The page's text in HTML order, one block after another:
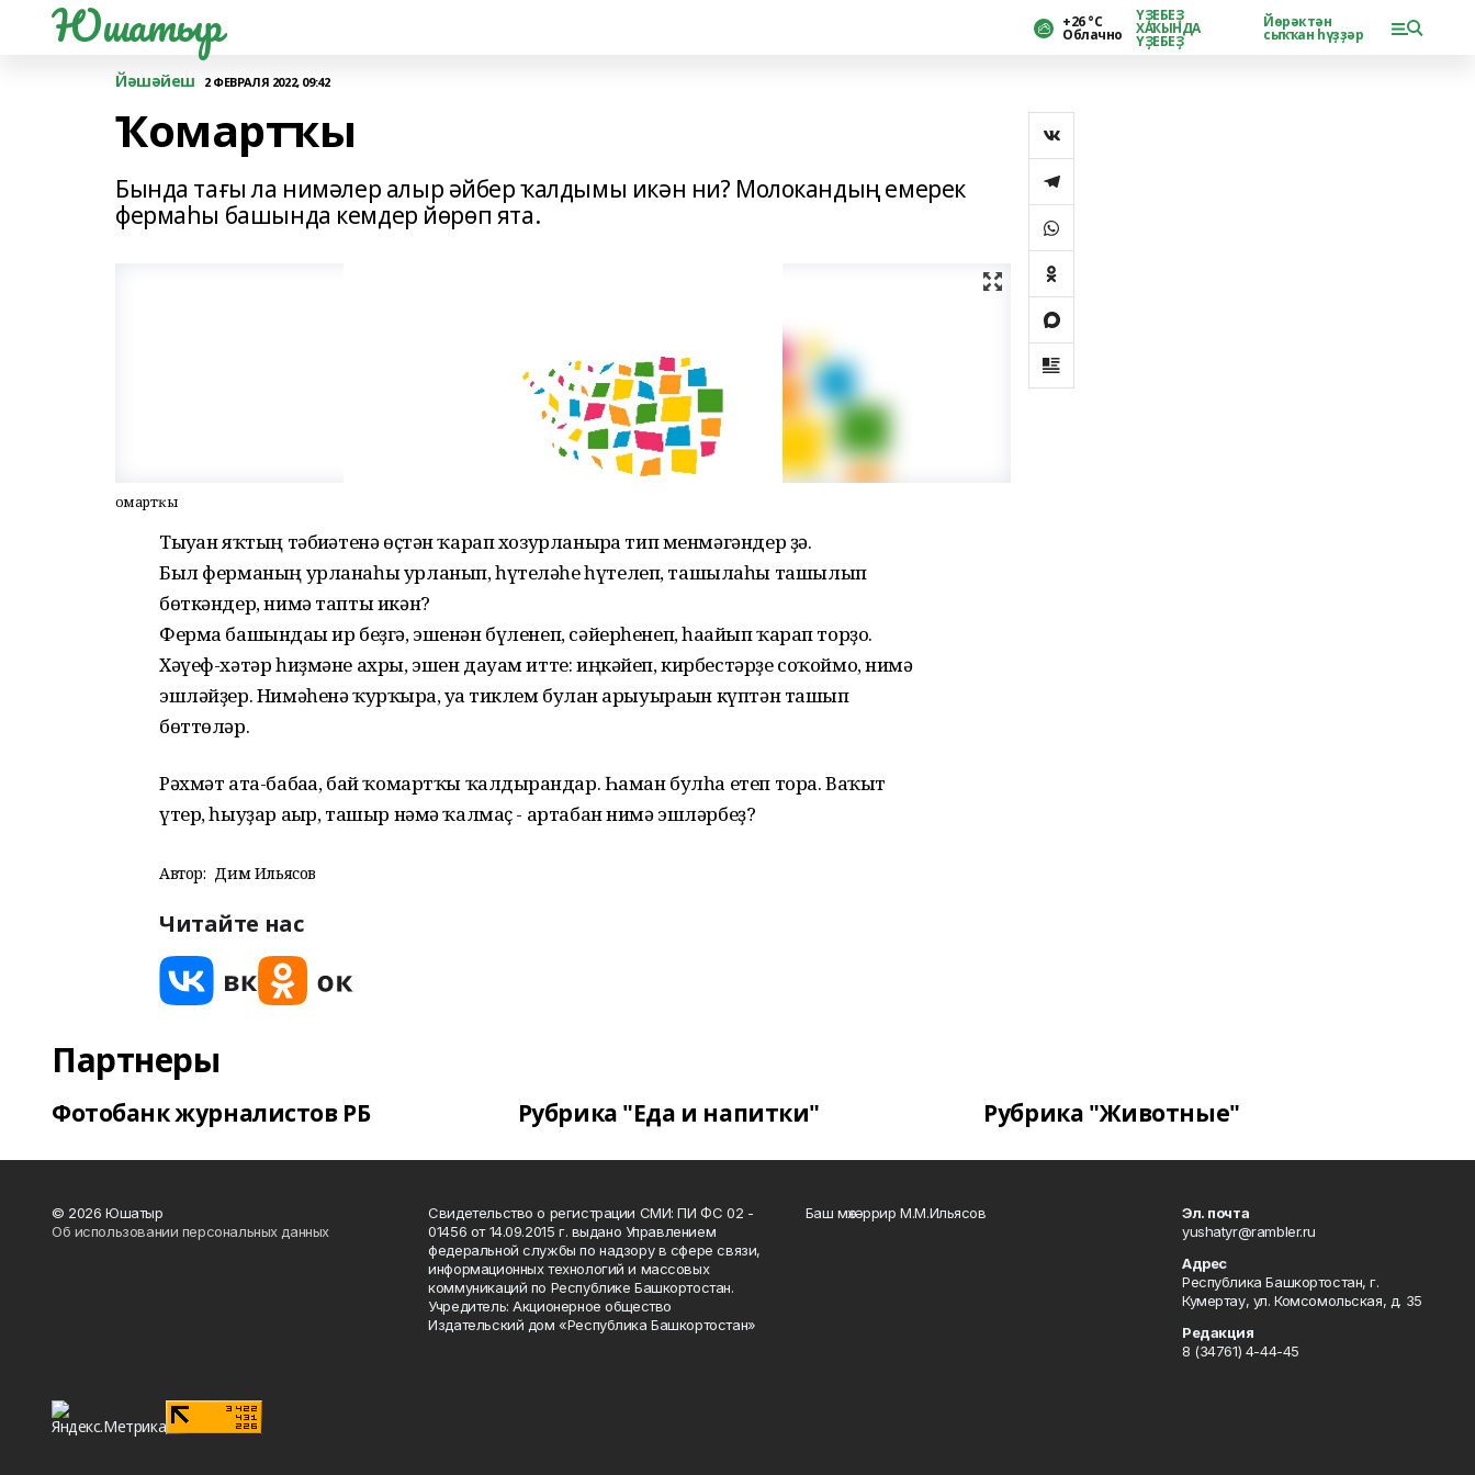
Юшатыр +26 °С
Облачно
ҮҘЕБЕҘ
ХАҠЫНДА
ҮҘЕБЕҘ
Йөрәктән
сыҡҡан һүҙҙәр
Йәшәйеш 2 ФЕВРАЛЯ 2022, 09:42
Ҡомартҡы
Бында тағы ла нимәлер алыр әйбер ҡалдымы икән ни? Молокандың емерек
фермаһы башында кемдер йөрөп ята.
Ҡомартҡы
Тыуған яҡтың тәбиғәтенә өҫтән ҡарап хозурланырға тип менмәгәндер ҙә.
Был ферманың урланаһы урланып, һүтеләһе һүтелеп, ташылаһы ташылып
бөткәндер, нимә тапты икән?
Ферма башындағы ир беҙгә, эшенән бүленеп, сәйерһенеп, һағайып ҡарап торҙо.
Хәүеф-хәтәр һиҙмәне ахры, эшен дауам итте: иңкәйеп, кирбестәрҙе соҡоймо, нимә
эшләйҙер. Нимәһенә ҡурҡырға, уға тиклем булған арыуырағын күптән ташып
бөттөләр.
Рәхмәт ата-бабаға, бай ҡомартҡы ҡалдырғандар. Һаман булһа етеп тора. Ваҡыт
үтер, һыуҙар ағыр, ташыр нәмә ҡалмаҫ - артабан нимә эшләрбеҙ?
Автор: Дим Ильясов
Читайте нас
Партнеры
Фотобанк журналистов РБ Рубрика "Еда и напитки" Рубрика "Животные"
© 2026 Юшатыр
Об использовании персональных данных
Свидетельство о регистрации СМИ: ПИ ФС 02 -
01456 от 14.09.2015 г. выдано Управлением
федеральной службы по надзору в сфере связи,
информационных технологий и массовых
коммуникаций по Республике Башкортостан.
Учредитель: Акционерное общество
Издательский дом «Республика Башкортостан»
Баш мөхәррир М.М.Ильясов
Эл. почта
yushatyr@rambler.ru
Адрес
Республика Башкортостан, г.
Кумертау, ул. Комсомольская, д. 35
Редакция
8 (34761) 4-44-45